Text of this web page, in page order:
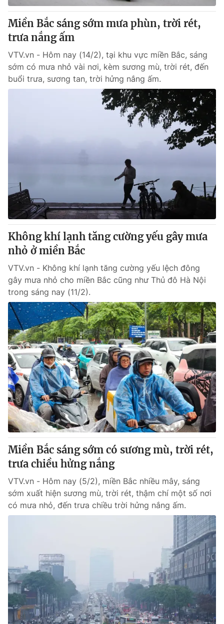
Miền Bắc sáng sớm mưa phùn, trời rét,
trưa nắng ấm
VTV.vn - Hôm nay (14/2), tại khu vực miền Bắc, sáng
sớm có mưa nhỏ vài nơi, kèm sương mù, trời rét, đến
buổi trưa, sương tan, trời hửng nắng ấm.
Không khí lạnh tăng cường yếu gây mưa
nhỏ ở miền Bắc
VTV.vn - Không khí lạnh tăng cường yếu lệch đông
gây mưa nhỏ cho miền Bắc cũng như Thủ đô Hà Nội
trong sáng nay (11/2).
Miền Bắc sáng sớm có sương mù, trời rét,
trưa chiều hửng nắng
VTV.vn - Hôm nay (5/2), miền Bắc nhiều mây, sáng
sớm xuất hiện sương mù, trời rét, thậm chí một số nơi
có mưa nhỏ, đến trưa chiều trời hửng nắng ấm.